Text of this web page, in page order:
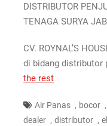
DISTRIBUTOR
TENAGA SURYA
CV. ROYNAL’S
di bidang distributor
the rest
Air Panas , bocor ,
dealer , distributor ,